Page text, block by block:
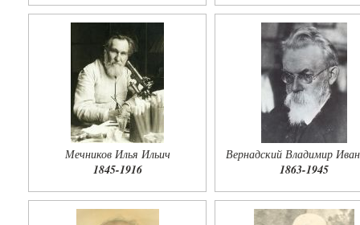
Мечников Илья Ильич
1845-1916
Вернадский Владимир
1863-1945